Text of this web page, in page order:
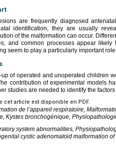
are frequently diagnosed
identification, they are usually
of the malformation can occur.
and common processes appear
seem to play a particularly important role.
up of operated and unoperated children
contribution of experimental models
studies are needed to identify the
cet article est disponible en PDF.
de l’appareil respiratoire,
Kystes bronchogénique,
system abnormalities,
cystic adenomatoid malformation of